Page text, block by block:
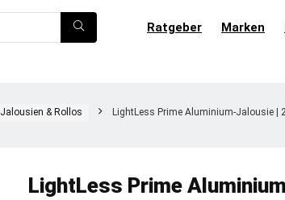
Ratgeber Marken
Jalousien & Rollos
LightLess Prime Aluminium-Jalousie |
LightLess Prime